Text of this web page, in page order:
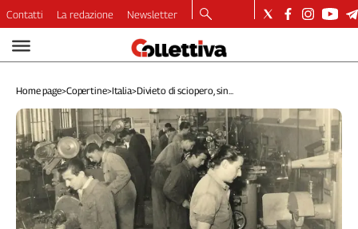
Video
Dirette
Longform
Copertine
Economia
Lavoro
Ambiente
Diritti
Contatti La redazione Newsletter
Home page>Copertine>Italia>Divieto di sciopero, sin...